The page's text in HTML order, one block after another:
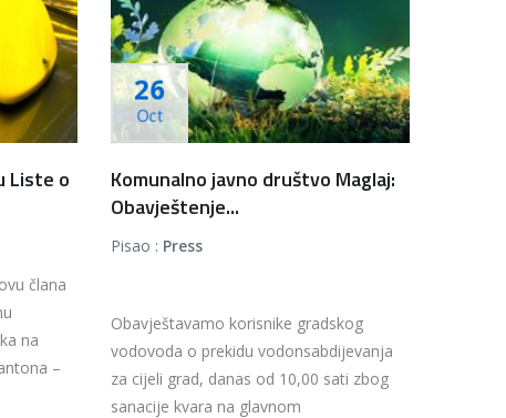
Liste o
člana
na
–
26
Oct
Komunalno javno društvo Maglaj:
Obavještenje...
Pisao : Press
Obavještavamo korisnike gradskog
vodovoda o prekidu vodonsabdijevanja
za cijeli grad, danas od 10,00 sati zbog
sanacije kvara na glavnom